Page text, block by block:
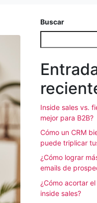
Buscar
Inside sales vs.
mejor para B2B?
Cómo un CRM
puede triplicar
¿Cómo lograr
emails de
¿Cómo acortar
inside sales?